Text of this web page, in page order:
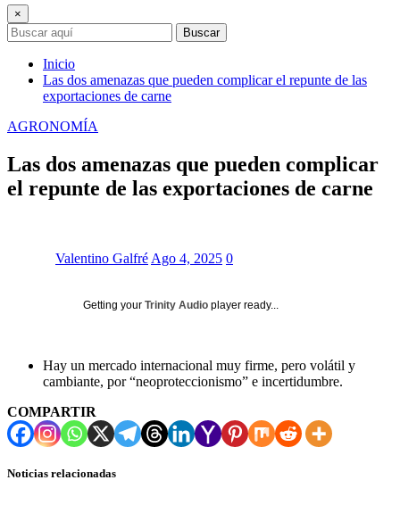
×
Buscar
Inicio
Las dos amenazas que pueden complicar el repunte de las
exportaciones de carne
AGRONOMÍA
Las dos amenazas que pueden complicar
el repunte de las exportaciones de carne
Valentino Galfré Ago 4, 2025 0
Getting your Trinity Audio player ready...
Hay un mercado internacional muy firme, pero volátil y
cambiante, por “neoproteccionismo” e incertidumbre.
COMPARTIR
Noticias relacionadas